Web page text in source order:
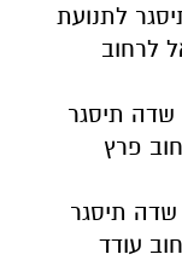
לתנועת
לרחוב
שדה תיסגר
פרץ
שדה תיסגר
עודד